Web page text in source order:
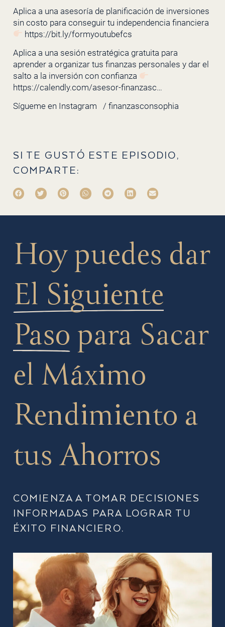
Aplica a una asesoría de planificación de inversiones
sin costo para conseguir tu independencia financiera
https://bit.ly/formyoutubefcs
Aplica a una sesión estratégica gratuita para
aprender a organizar tus finanzas personales y dar el
salto a la inversión con confianza
https://calendly.com/asesor-finanzasc…
Sígueme en Instagram
/ finanzasconsophia
SI TE GUSTÓ ESTE EPISODIO,
COMPARTE:
Hoy puedes dar
El Siguiente
Paso para Sacar
el Máximo
Rendimiento a
tus Ahorros
COMIENZA A TOMAR DECISIONES
INFORMADAS PARA LOGRAR TU
ÉXITO FINANCIERO.